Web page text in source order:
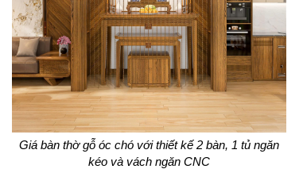
Giá bàn thờ gỗ óc chó với thiết kế 2 bàn, 1 tủ ngăn
kéo và vách ngăn CNC